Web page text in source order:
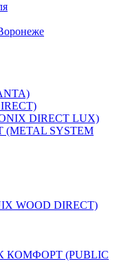
DIRECT LUX)
SYSTEM
WOOD DIRECT)
(PUBLIC